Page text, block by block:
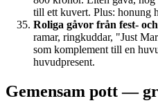
till ett kuvert. Plus: honung
Roliga gåvor från fest-
ramar, ringkuddar, "Just
som komplement till en
huvudpresent.
Gemensam pott —